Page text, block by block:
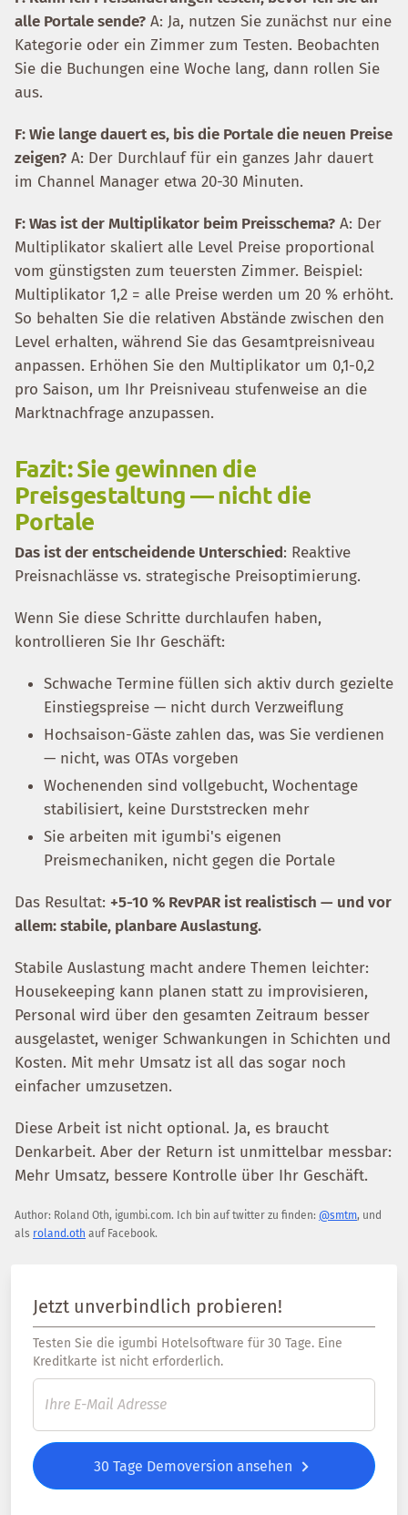
alle Portale sende? A: Ja, nutzen Sie zunächst nur eine
Kategorie oder ein Zimmer zum Testen. Beobachten
Sie die Buchungen eine Woche lang, dann rollen Sie
aus.
F: Wie lange dauert es, bis die Portale die neuen Preise
zeigen? A: Der Durchlauf für ein ganzes Jahr dauert
im Channel Manager etwa 20-30 Minuten.
F: Was ist der Multiplikator beim Preisschema? A: Der
Multiplikator skaliert alle Level Preise proportional
vom günstigsten zum teuersten Zimmer. Beispiel:
Multiplikator 1,2 = alle Preise werden um 20 % erhöht.
So behalten Sie die relativen Abstände zwischen den
Level erhalten, während Sie das Gesamtpreisniveau
anpassen. Erhöhen Sie den Multiplikator um 0,1-0,2
pro Saison, um Ihr Preisniveau stufenweise an die
Marktnachfrage anzupassen.
Fazit: Sie gewinnen die
Preisgestaltung — nicht die
Portale
Das ist der entscheidende Unterschied: Reaktive
Preisnachlässe vs. strategische Preisoptimierung.
Wenn Sie diese Schritte durchlaufen haben,
kontrollieren Sie Ihr Geschäft:
Schwache Termine füllen sich aktiv durch gezielte
Einstiegspreise — nicht durch Verzweiflung
Hochsaison-Gäste zahlen das, was Sie verdienen
— nicht, was OTAs vorgeben
Wochenenden sind vollgebucht, Wochentage
stabilisiert, keine Durststrecken mehr
Sie arbeiten mit igumbi's eigenen
Preismechaniken, nicht gegen die Portale
Das Resultat: +5-10 % RevPAR ist realistisch — und vor
allem: stabile, planbare Auslastung.
Stabile Auslastung macht andere Themen leichter:
Housekeeping kann planen statt zu improvisieren,
Personal wird über den gesamten Zeitraum besser
ausgelastet, weniger Schwankungen in Schichten und
Kosten. Mit mehr Umsatz ist all das sogar noch
einfacher umzusetzen.
Diese Arbeit ist nicht optional. Ja, es braucht
Denkarbeit. Aber der Return ist unmittelbar messbar:
Mehr Umsatz, bessere Kontrolle über Ihr Geschäft.
Author: Roland Oth, igumbi.com. Ich bin auf twitter zu finden: @smtm, und
als roland.oth auf Facebook.
Jetzt unverbindlich probieren!
Testen Sie die igumbi Hotelsoftware für 30 Tage. Eine
Kreditkarte ist nicht erforderlich.
30 Tage Demoversion ansehen